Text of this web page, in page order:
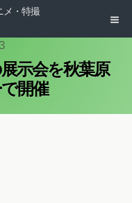
メ・特撮
示会を秋葉原
開催